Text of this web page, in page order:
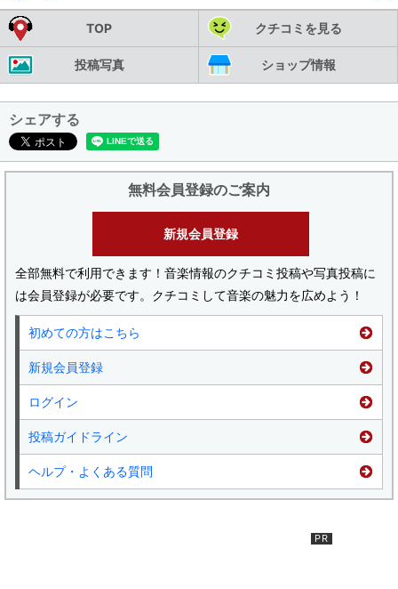
TOP クチコミを見る
投稿写真 ショップ情報
シェアする
無料会員登録のご案内
新規会員登録
全部無料で利用できます！音楽情報のクチコミ投稿や写真投稿に
は会員登録が必要です。クチコミして音楽の魅力を広めよう！
初めての方はこちら
新規会員登録
ログイン
投稿ガイドライン
ヘルプ・よくある質問